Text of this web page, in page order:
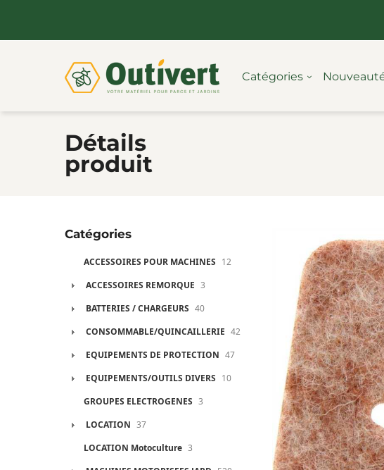
Catégories
Détails
produit
Catégories
ACCESSOIRES POUR MACHINES 12
ACCESSOIRES REMORQUE 3
BATTERIES / CHARGEURS 40
CONSOMMABLE/QUINCAILLERIE 42
EQUIPEMENTS DE PROTECTION 47
EQUIPEMENTS/OUTILS DIVERS 10
GROUPES ELECTROGENES 3
LOCATION 37
LOCATION Motoculture 3